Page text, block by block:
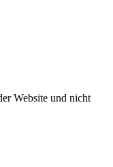
Website und nicht